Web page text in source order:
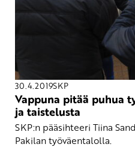
30.4.2019SKP
Vappuna pitää puhua
ja taistelusta
SKP:n pääsihteeri Tiina
Pakilan työväentalolla.